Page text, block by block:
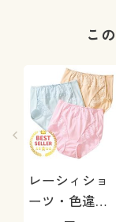
こ
レーシィショ
ーツ・色違い